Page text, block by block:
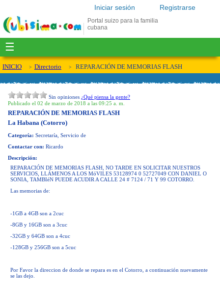
Registrarse
Iniciar sesión
Portal suizo para la familia
cubana
☰
INICIO Directorio REPARACIÓN DE MEMORIAS FLASH
Sin opiniones ¿Qué piensa la gente?
Publicado el 02 de marzo de 2018 a las 09:25 a. m.
REPARACIÓN DE MEMORIAS FLASH
La Habana (Cotorro)
Categoría: Secretaría, Servicio de
Contactar con: Ricardo
Descripción:
REPARACIÓN DE MEMORIAS FLASH, NO TARDE EN SOLICITAR NUESTROS
SERVICIOS, LLÁMENOS A LOS MóVILES 53128974 0 52727049 CON DANIEL O
SONIA, TAMBIéN PUEDE ACUDIR A CALLE 24 # 7124 / 71 Y 99 COTORRO.
Las memorias de:
-1GB a 4GB son a 2cuc
-8GB y 16GB son a 3cuc
-32GB y 64GB son a 4cuc
-128GB y 256GB son a 5cuc
Por Favor la direccion de donde se repara es en el Cotorro, a continuación nuevamente
se las dejo.